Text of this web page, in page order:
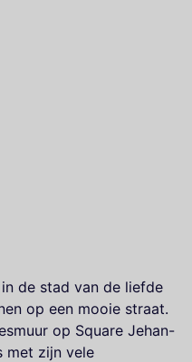
de stad van de liefde
op een mooie straat.
op Square Jehan-
met zijn vele